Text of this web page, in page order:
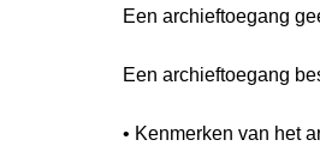
Een archieftoegang
Een archieftoegang
• Kenmerken van het